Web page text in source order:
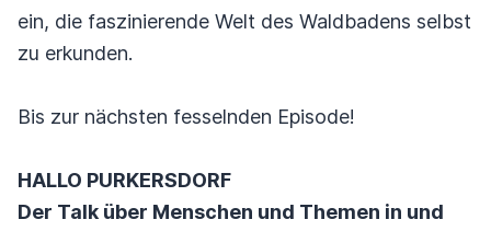
ein, die faszinierende Welt des Waldbadens selbst
zu erkunden.
Bis zur nächsten fesselnden Episode!
HALLO PURKERSDORF
Der Talk über Menschen und Themen in und